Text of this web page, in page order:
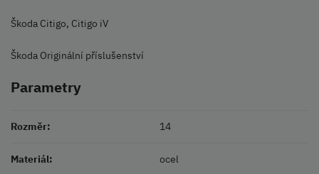
Škoda Citigo, Citigo iV
Škoda Originální příslušenství
Parametry
Rozměr: 14
Materiál: ocel